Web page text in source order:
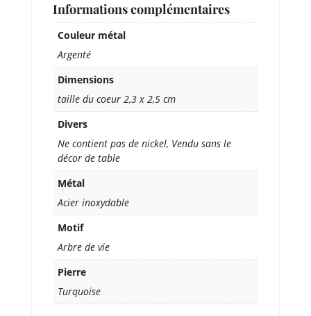
Informations complémentaires
Couleur métal
Argenté
Dimensions
taille du coeur 2,3 x 2,5 cm
Divers
Ne contient pas de nickel, Vendu sans le
décor de table
Métal
Acier inoxydable
Motif
Arbre de vie
Pierre
Turquoise